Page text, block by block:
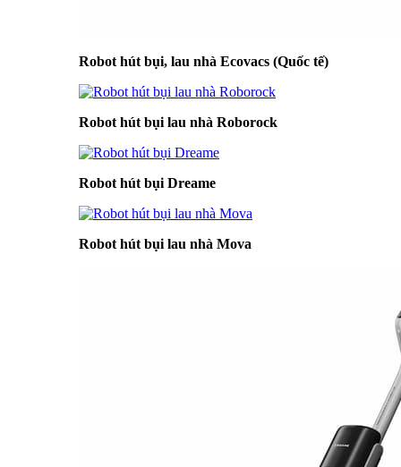
Robot hút bụi, lau nhà Ecovacs (Quốc tế)
Robot hút bụi lau nhà Roborock
Robot hút bụi Dreame
Robot hút bụi lau nhà Mova